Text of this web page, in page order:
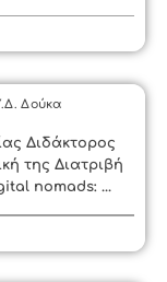
Δούκα
Διδάκτορος
της Διατριβή
nomads: ...